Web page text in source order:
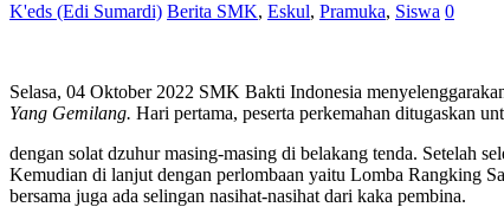
K'eds (Edi Sumardi) Berita SMK, Eskul, Pramuka, Siswa 0
Selasa, 04 Oktober 2022 SMK Bakti Indonesia
Yang Gemilang. Hari pertama, peserta perkemahan ditugaskan
dengan solat dzuhur masing-masing di belakang tenda. Setelah
Kemudian di lanjut dengan perlombaan yaitu Lomba Rangking
bersama juga ada selingan nasihat-nasihat dari kaka pembina.